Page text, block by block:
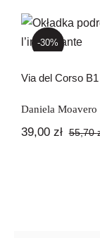
Kontakt
-30%
Via
Via del Corso
Daniela Moavero
55,70
39,00 zł